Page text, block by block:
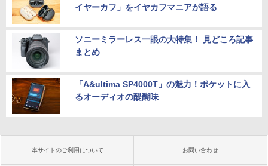
イヤーカフ」をイヤカフマニアが語る
ソニーミラーレス一眼の大特集！ 見どころ記事
まとめ
「A&ultima SP4000T」の魅力！ポケットに入
るオーディオの醍醐味
本サイトのご利用について お問い合わせ